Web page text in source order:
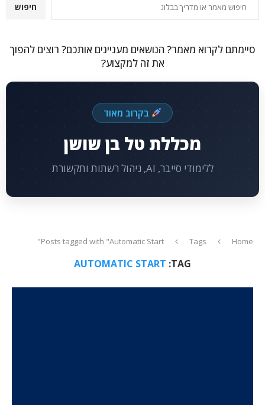
חיפוש
סיימתם לקרוא מאמר? הנושאים מעניינים אותכם? רוצים להפוך
את זה למקצוע?
בקרוב מאוד
מכללת טל בן שושן
ללימודי סייבר, AI, ניהול רשתות ותקשורת
Home
Tags
Posts tagged with "Automatic Start"
TAG:
AUTOMATIC START